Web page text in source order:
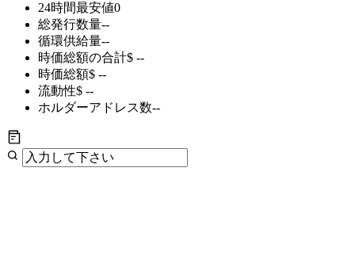
24時間最安値0
総発行数量--
循環供給量--
時価総額の合計$ --
時価総額$ --
流動性$ --
ホルダーアドレス数--